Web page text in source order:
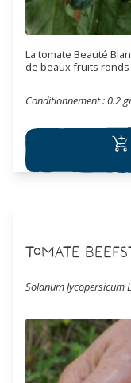
La tomate Beauté
de beaux fruits ronds
parfaite en salade.
les jardiniers
Conditionnement : 0.2
Tomate
Solanum lycopersicum